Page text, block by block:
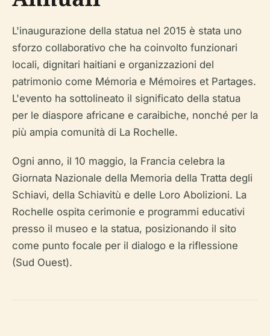
L'inaugurazione della statua nel 2015 è stata uno
sforzo collaborativo che ha coinvolto funzionari
locali, dignitari haitiani e organizzazioni del
patrimonio come Mémoria e Mémoires et Partages.
L'evento ha sottolineato il significato della statua
per le diaspore africane e caraibiche, nonché per la
più ampia comunità di La Rochelle.
Ogni anno, il 10 maggio, la Francia celebra la
Giornata Nazionale della Memoria della Tratta degli
Schiavi, della Schiavitù e delle Loro Abolizioni. La
Rochelle ospita cerimonie e programmi educativi
presso il museo e la statua, posizionando il sito
come punto focale per il dialogo e la riflessione
(Sud Ouest).